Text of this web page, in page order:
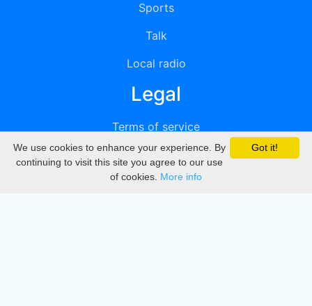
Sports
Talk
Local radio
Legal
Terms of service
Privacy
DMCA
Got it!
We use cookies to enhance your experience. By
continuing to visit this site you agree to our use
of cookies. More info